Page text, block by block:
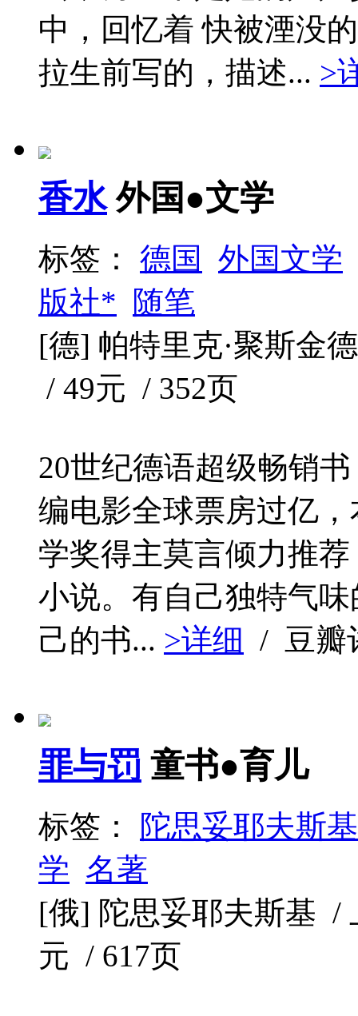
中，回忆着 快被湮没
拉生前写的，描述... >
香水 外国●文学
标签： 德国
外国文学
版社*
随笔
[德] 帕特里克·聚斯金
/ 49元 / 352页
20世纪德语超级畅销
编电影全球票房过亿
学奖得主莫言倾力推
小说。有自己独特气
己的书... >详细 / 豆瓣
罪与罚 童书●育儿
标签：
陀思妥耶夫斯基
学 名著
[俄] 陀思妥耶夫斯基 /
元 / 617页